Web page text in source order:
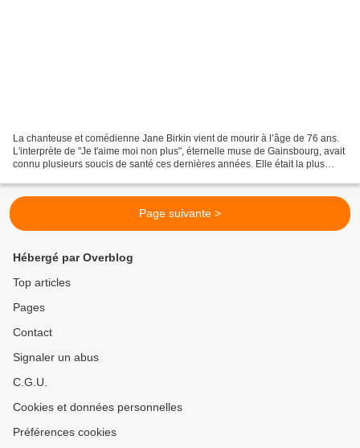
La chanteuse et comédienne Jane Birkin vient de mourir à l’âge de 76 ans.
L'interprète de "Je t'aime moi non plus", éternelle muse de Gainsbourg, avait
connu plusieurs soucis de santé ces dernières années. Elle était la plus
Page suivante >
Hébergé par Overblog
Top articles
Pages
Contact
Signaler un abus
C.G.U.
Cookies et données personnelles
Préférences cookies